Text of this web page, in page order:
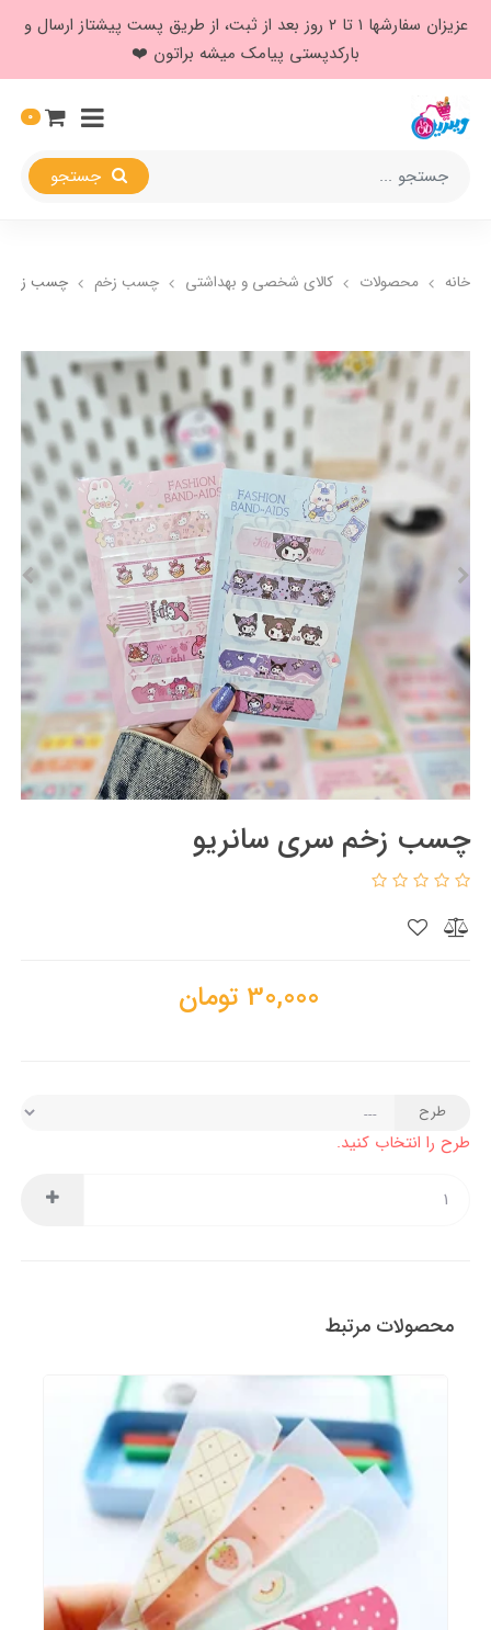
عزیزان سفارشها ۱ تا ۲ روز بعد از ثبت، از طریق پست پیشتاز ارسال و
بارکدپستی پیامک میشه براتون ❤️
0
خانه محصولات کالای شخصی و بهداشتی چسب زخم چسب زخم
چسب زخم سری سانریو
30,000 تومان
طرح
طرح را انتخاب کنید.
محصولات مرتبط